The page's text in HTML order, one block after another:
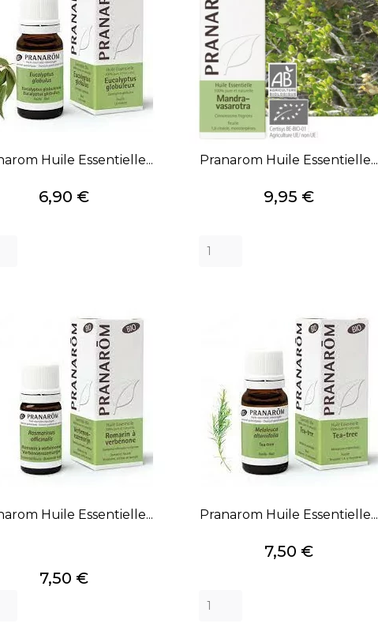
Huile Essentielle...
Prix
6,90 €
Pranarom Huile Essentielle...
Prix
9,95 €
Huile Essentielle...
Prix
7,50 €
Pranarom Huile Essentielle...
Prix
7,50 €